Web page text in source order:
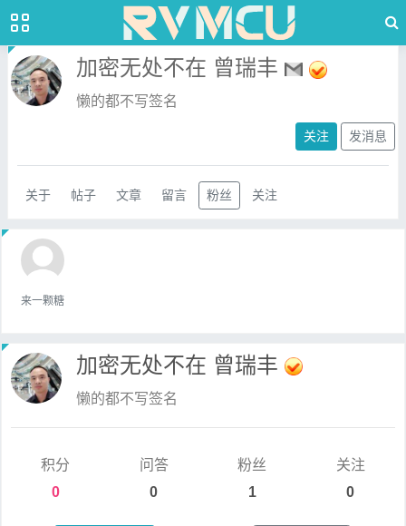
加密无处不在 曾瑞丰
懒的都不写签名
关注 发消息
关于 帖子 文章 留言 粉丝 关注
来一颗糖
加密无处不在 曾瑞丰
懒的都不写签名
积分
0
问答
0
粉丝
1
关注
0